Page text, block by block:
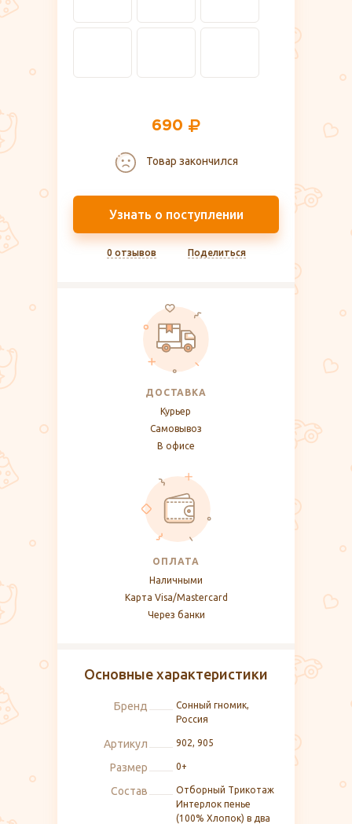
690
Товар закончился
Узнать о поступлении
0 отзывов Поделиться
ДОСТАВКА
Курьер
Самовывоз
В офисе
ОПЛАТА
Наличными
Карта Visa/Mastercard
Через банки
Основные характеристики
Бренд
Сонный гномик,
Россия
Артикул 902, 905
Размер 0+
Состав
Отборный Трикотаж
Интерлок пенье
(100% Хлопок) в два